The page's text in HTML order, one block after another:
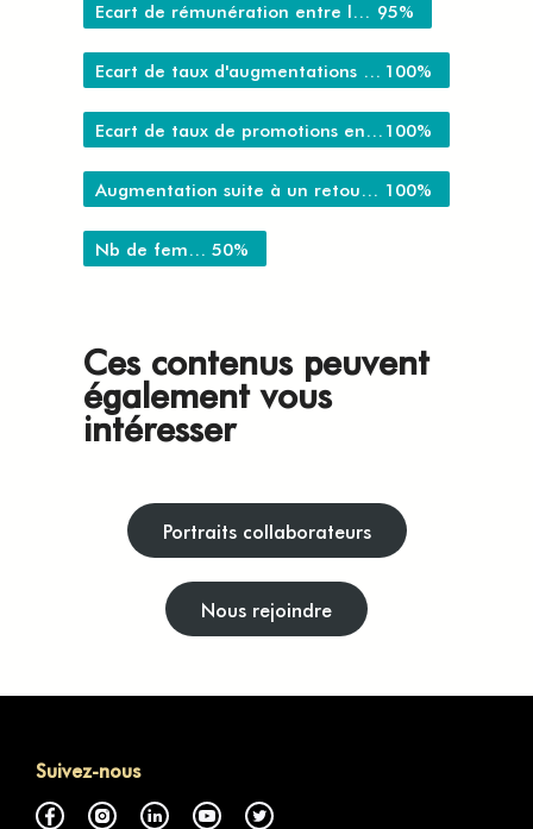
Ecart de rémunération entre les femmes et les hommes (/40 points) 95%
Ecart de taux d'augmentations individuelles entre les femmes et les hommes (/ 20 points) 100%
Ecart de taux de promotions entre les femmes et les hommes (/ 15 points) 100%
Augmentation suite à un retour de congés maternité (/ 15 points) 100%
Nb de femmes parmi les 10 plus hautes rémunérations (/ 10 points) 50%
Ces contenus peuvent
également vous
intéresser
Portraits collaborateurs
Nous rejoindre
Suivez-nous